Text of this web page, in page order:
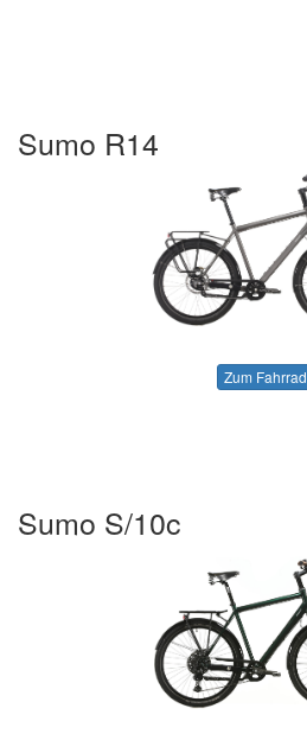
Sumo R14
Zum Fahrrad
Sumo S/10c